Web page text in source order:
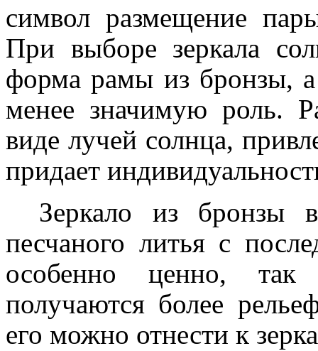
символ размещение
При выборе зеркала
форма рамы из бронзы, а
менее значимую роль.
виде лучей солнца,
придает
Зеркало из бронзы
песчаного литья с
особенно ценно, так
получаются более
его можно отнести к